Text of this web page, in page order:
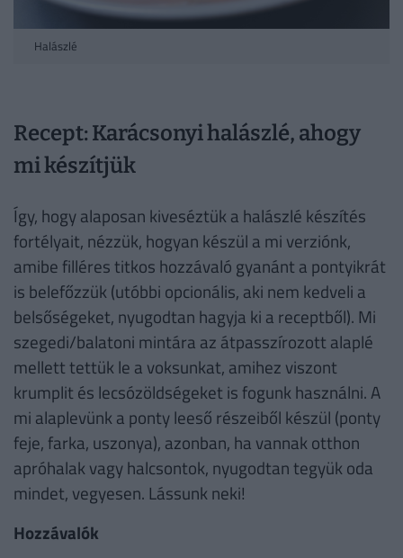
Halászlé
Recept: Karácsonyi halászlé, ahogy
mi készítjük
Így, hogy alaposan kiveséztük a halászlé készítés
fortélyait, nézzük, hogyan készül a mi verziónk,
amibe filléres titkos hozzávaló gyanánt a pontyikrát
is belefőzzük (utóbbi opcionális, aki nem kedveli a
belsőségeket, nyugodtan hagyja ki a receptből). Mi
szegedi/balatoni mintára az átpasszírozott alaplé
mellett tettük le a voksunkat, amihez viszont
krumplit és lecsózöldségeket is fogunk használni. A
mi alaplevünk a ponty leeső részeiből készül (ponty
feje, farka, uszonya), azonban, ha vannak otthon
apróhalak vagy halcsontok, nyugodtan tegyük oda
mindet, vegyesen. Lássunk neki!
Hozzávalók